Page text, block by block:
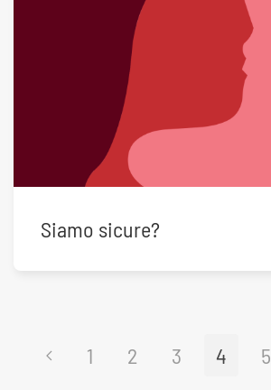
Siamo sicure?
1 2 3 4 5